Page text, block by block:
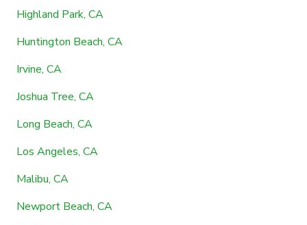
Highland Park, CA
Huntington Beach, CA
Irvine, CA
Joshua Tree, CA
Long Beach, CA
Los Angeles, CA
Malibu, CA
Newport Beach, CA